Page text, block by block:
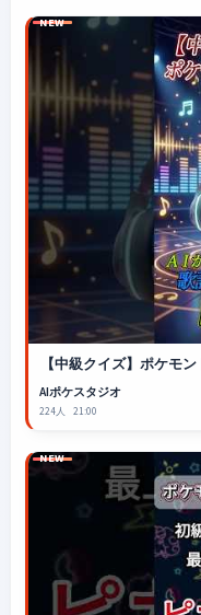
【中級クイズ】ポケモ
NEW
AIポケスタジオ
224人 21:00
NEW